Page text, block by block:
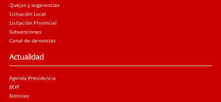
Quejas y sugerencias
Licitación Local
Licitación Provincial
Subvenciones
Canal de denuncias
Actualidad
Agenda Presidencia
BOP
Noticias